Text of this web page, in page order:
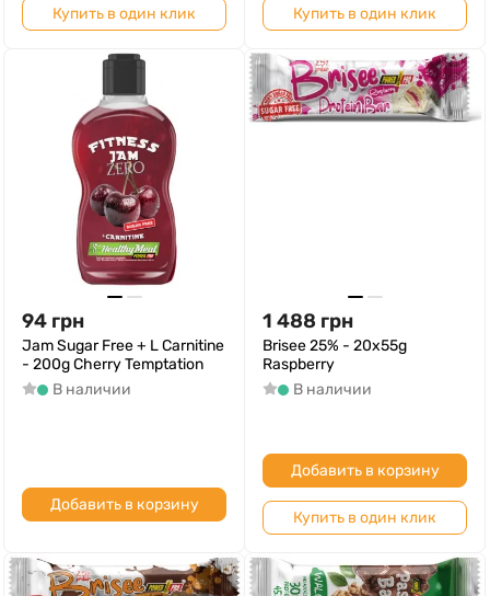
Купить в один клик Купить в один клик
94 грн
Jam Sugar Free + L Carnitine
- 200g Cherry Temptation
В наличии
Добавить в корзину
1 488 грн
Brisee 25% - 20х55g
Raspberry
В наличии
Добавить в корзину
Купить в один клик